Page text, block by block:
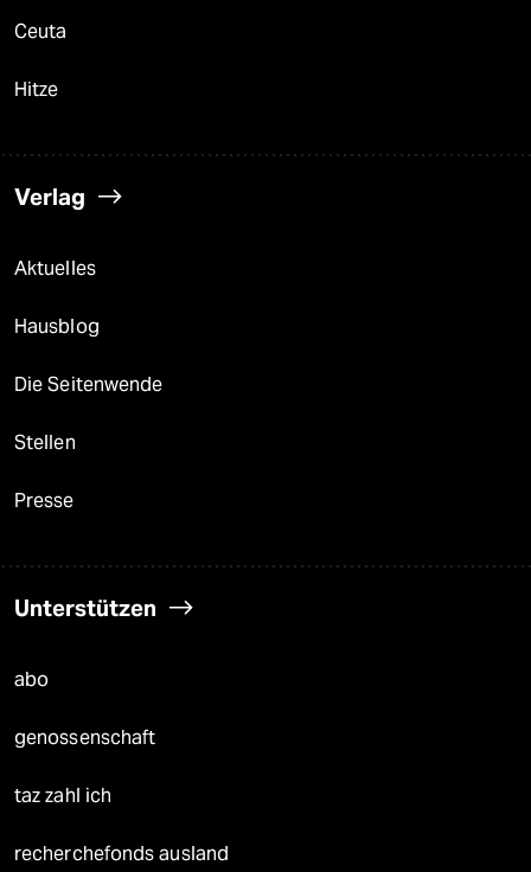
Ceuta
Hitze
Verlag
Aktuelles
Hausblog
Die Seitenwende
Stellen
Presse
Unterstützen
abo
genossenschaft
taz zahl ich
recherchefonds ausland